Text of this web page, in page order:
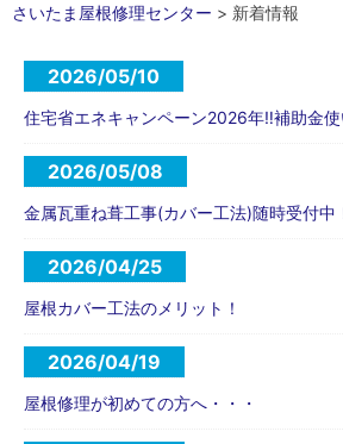
さいたま屋根修理センター > 新着情報
2026/05/10
住宅省エネキャンペーン2026年‼️補助金
2026/05/08
金属瓦重ね葺工事(カバー工法)随時受付中
2026/04/25
屋根カバー工法のメリット！
2026/04/19
屋根修理が初めての方へ・・・